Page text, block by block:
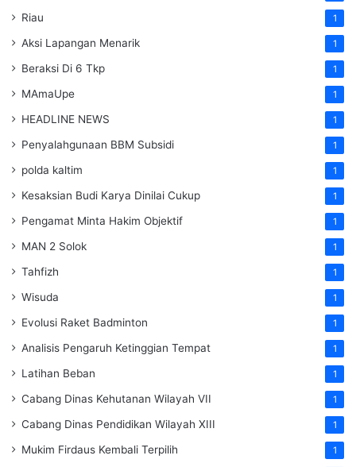
Riau 1
Aksi Lapangan Menarik 1
Beraksi Di 6 Tkp 1
MAmaUpe 1
HEADLINE NEWS 1
Penyalahgunaan BBM Subsidi 1
polda kaltim 1
Kesaksian Budi Karya Dinilai Cukup 1
Pengamat Minta Hakim Objektif 1
MAN 2 Solok 1
Tahfizh 1
Wisuda 1
Evolusi Raket Badminton 1
Analisis Pengaruh Ketinggian Tempat 1
Latihan Beban 1
Cabang Dinas Kehutanan Wilayah VII 1
Cabang Dinas Pendidikan Wilayah XIII 1
Mukim Firdaus Kembali Terpilih 1